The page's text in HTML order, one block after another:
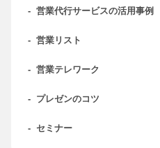
- 営業代行サービスの活用事例
- 営業リスト
- 営業テレワーク
- プレゼンのコツ
- セミナー